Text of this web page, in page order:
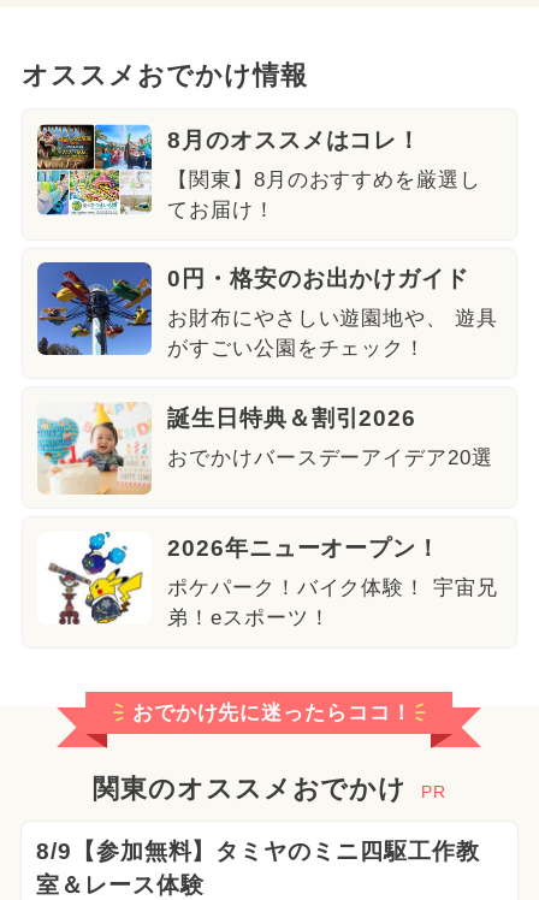
オススメおでかけ情報
8月のオススメはコレ！
【関東】8月のおすすめを厳選し
てお届け！
0円・格安のお出かけガイド
お財布にやさしい遊園地や、 遊具
がすごい公園をチェック！
誕生日特典＆割引2026
おでかけバースデーアイデア20選
2026年ニューオープン！
ポケパーク！バイク体験！ 宇宙兄
弟！eスポーツ！
おでかけ先に迷ったらココ！
関東のオススメおでかけ PR
8/9【参加無料】タミヤのミニ四駆工作教
室＆レース体験